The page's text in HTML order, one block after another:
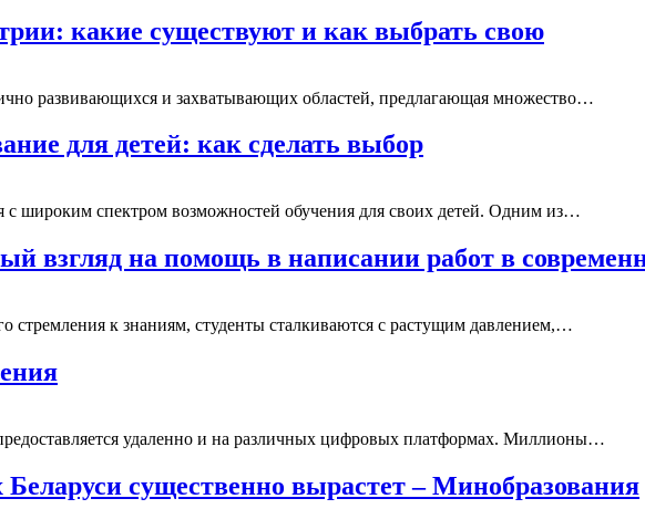
какие существуют и как выбрать свою
развивающихся и захватывающих областей, предлагающая множество…
для детей: как сделать выбор
с широким спектром возможностей обучения для своих детей. Одним из…
взгляд на помощь в написании работ в
стремления к знаниям, студенты сталкиваются с растущим давлением,…
удаленно и на различных цифровых платформах. Миллионы…
Беларуси существенно вырастет – Минобразования